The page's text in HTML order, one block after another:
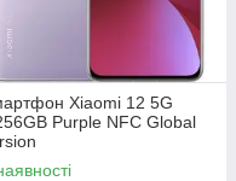
Xiaomi 12 5G
Purple NFC Global